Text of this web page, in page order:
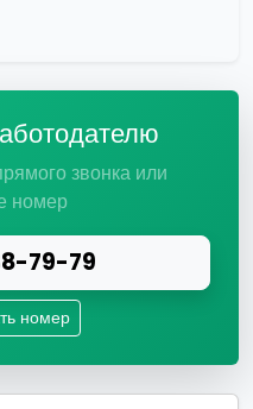
звонка или
номер
79-79
номер